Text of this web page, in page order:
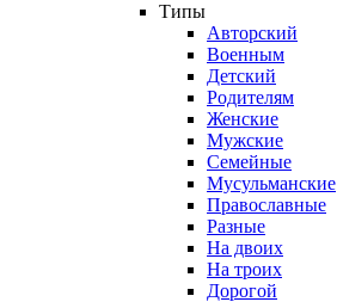
Типы
Авторский
Военным
Детский
Родителям
Женские
Мужские
Семейные
Мусульманские
Православные
Разные
На двоих
На троих
Дорогой